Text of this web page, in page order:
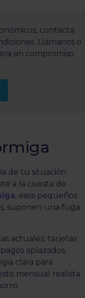
contacta
Llámanos o
sin compromiso.
de tu situación
a la cuesta de
, esos pequeños
suponen una fuga
actuales: tarjetas
aplazados.
clara para
mensual realista